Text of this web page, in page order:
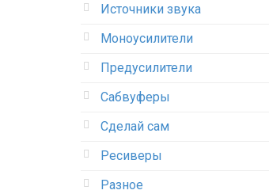
Источники звука
Моноусилители
Предусилители
Сабвуферы
Сделай сам
Ресиверы
Разное